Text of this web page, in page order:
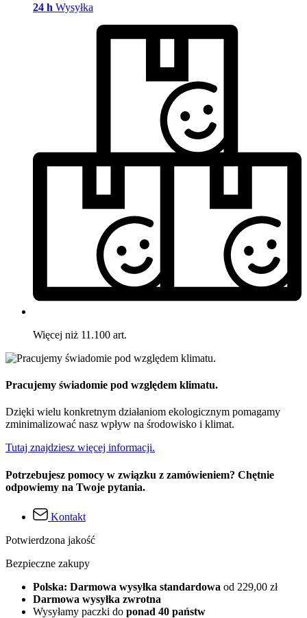
24 h Wysyłka
Więcej niż 11.100 art.
Pracujemy świadomie pod względem klimatu.
Dzięki wielu konkretnym działaniom ekologicznym pomagamy
zminimalizować nasz wpływ na środowisko i klimat.
Tutaj znajdziesz więcej informacji.
Potrzebujesz pomocy w związku z zamówieniem? Chętnie
odpowiemy na Twoje pytania.
Kontakt
Potwierdzona jakość
Bezpieczne zakupy
Polska: Darmowa wysyłka standardowa od 229,00 zł
Darmowa wysyłka zwrotna
Wysyłamy paczki do ponad 40 państw